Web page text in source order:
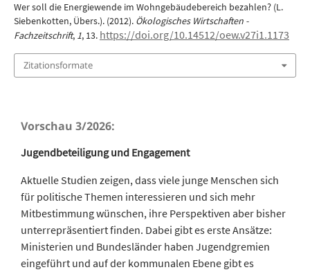
Wer soll die Energiewende im Wohngebäudebereich bezahlen? (L.
Siebenkotten, Übers.). (2012). Ökologisches Wirtschaften -
Fachzeitschrift, 1, 13. https://doi.org/10.14512/oew.v27i1.1173
Zitationsformate
Vorschau 3/2026:
Jugendbeteiligung und Engagement
Aktuelle Studien zeigen, dass viele junge Menschen sich
für politische Themen interessieren und sich mehr
Mitbestimmung wünschen, ihre Perspektiven aber bisher
unterrepräsentiert finden. Dabei gibt es erste Ansätze:
Ministerien und Bundesländer haben Jugendgremien
eingeführt und auf der kommunalen Ebene gibt es